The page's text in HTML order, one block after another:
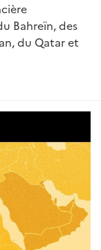
Bahreïn, des
du Qatar et